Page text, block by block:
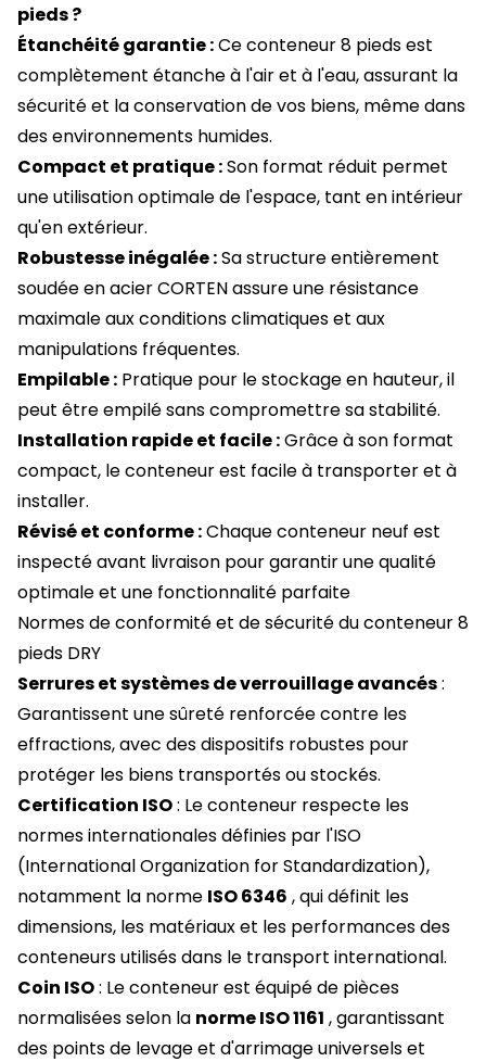
pieds ?
Étanchéité garantie :Ce conteneur 8 pieds est
complètement étanche à l'air et à l'eau, assurant la
sécurité et la conservation de vos biens, même dans
des environnements humides.
Compact et pratique :Son format réduit permet
une utilisation optimale de l'espace, tant en intérieur
qu'en extérieur.
Robustesse inégalée :Sa structure entièrement
soudée en acier CORTEN assure une résistance
maximale aux conditions climatiques et aux
manipulations fréquentes.
Empilable : Pratique pour le stockage en hauteur, il
peut être empilé sans compromettre sa stabilité.
Installation rapide et facile :Grâce à son format
compact, le conteneur est facile à transporter et à
installer.
Révisé et conforme :Chaque conteneur neuf est
inspecté avant livraison pour garantir une qualité
optimale et une fonctionnalité parfaite
Normes de conformité et de sécurité du conteneur 8
pieds DRY
Serrures et systèmes de verrouillage avancés:
Garantissent une sûreté renforcée contre les
effractions, avec des dispositifs robustes pour
protéger les biens transportés ou stockés.
Certification ISO: Le conteneur respecte les
normes internationales définies par l'ISO
(International Organization for Standardization),
notamment la norme ISO 6346 , qui définit les
dimensions, les matériaux et les performances des
conteneurs utilisés dans le transport international.
Coin ISO: Le conteneur est équipé de pièces
normalisées selon la norme ISO 1161 , garantissant
des points de levage et d'arrimage universels et